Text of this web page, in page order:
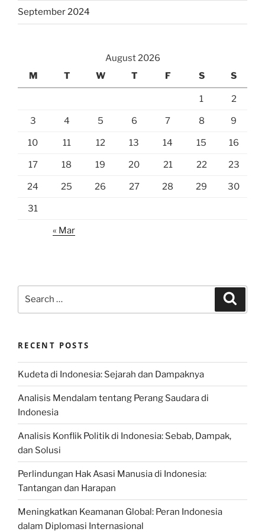
September 2024
August 2026
M
T W T F S S
1 2
3 4 5 6 7 8 9
10 11 12 13 14 15 16
17 18 19 20 21 22 23
24 25 26 27 28 29 30
31
« Mar
RECENT POSTS
Kudeta di Indonesia: Sejarah dan Dampaknya
Analisis Mendalam tentang Perang Saudara di
Indonesia
Analisis Konflik Politik di Indonesia: Sebab, Dampak,
dan Solusi
Perlindungan Hak Asasi Manusia di Indonesia:
Tantangan dan Harapan
Meningkatkan Keamanan Global: Peran Indonesia
dalam Diplomasi Internasional